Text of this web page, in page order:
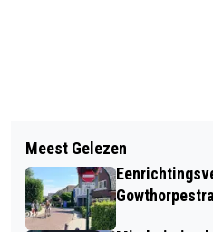
NIEUW
BARNEVELD
GEMEENTE
‘BERICHTEN OVER
Meest Gelezen